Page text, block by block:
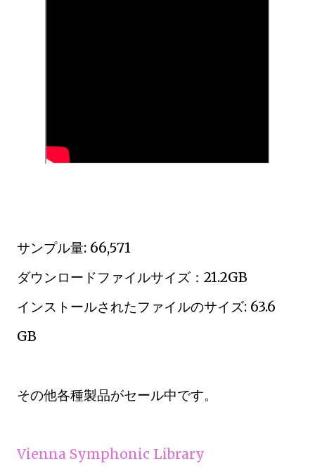
サンプル量: 66,571
ダウンロードファイルサイズ：21.2GB
インストールされたファイルのサイズ: 63.6
GB
その他各種製品がセール中です。
Vienna Symphonic Library